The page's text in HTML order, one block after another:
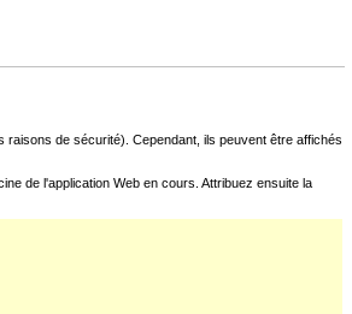
de sécurité). Cependant, ils peuvent être affichés
de l'application Web en cours. Attribuez ensuite la